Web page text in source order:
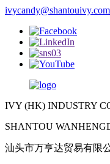
ivycandy@shantouivy.com
IVY (HK) INDUSTRY
SHANTOU
汕头市万亨达贸易有限